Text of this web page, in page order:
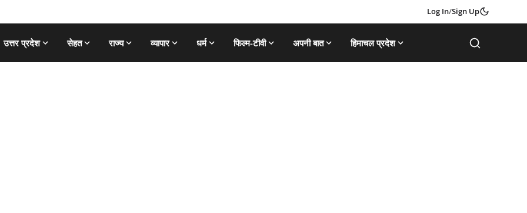
Log In/Sign Up
उत्तर प्रदेश सेहत राज्य व्यापार धर्म फिल्म-टीवी अपनी बात हिमाचल प्रदेश